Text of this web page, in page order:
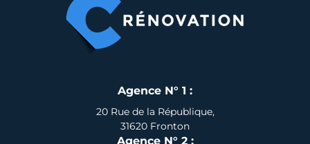
Agence N° 1 :
20 Rue de la République,
31620 Fronton
Agence N° 2 :